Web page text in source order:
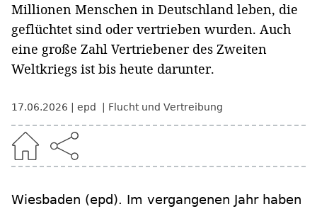
Millionen Menschen in Deutschland leben, die
geflüchtet sind oder vertrieben wurden. Auch
eine große Zahl Vertriebener des Zweiten
Weltkriegs ist bis heute darunter.
17.06.2026 epd Flucht und Vertreibung
Wiesbaden (epd). Im vergangenen Jahr haben